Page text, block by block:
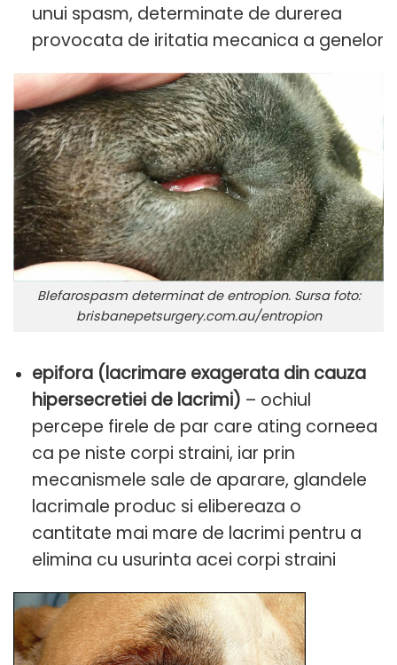
unui spasm, determinate de durerea
provocata de iritatia mecanica a genelor
Blefarospasm determinat de entropion. Sursa foto:
brisbanepetsurgery.com.au/entropion
epifora (lacrimare exagerata din cauza
hipersecretiei de lacrimi) – ochiul
percepe firele de par care ating corneea
ca pe niste corpi straini, iar prin
mecanismele sale de aparare, glandele
lacrimale produc si elibereaza o
cantitate mai mare de lacrimi pentru a
elimina cu usurinta acei corpi straini